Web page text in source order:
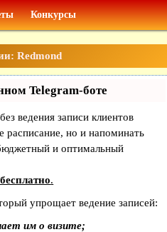
Конкурсы
Redmond
Telegram-боте
ведения записи клиентов
расписание, но и напоминать
и оптимальный
.
упрощает ведение записей:
им о визите;